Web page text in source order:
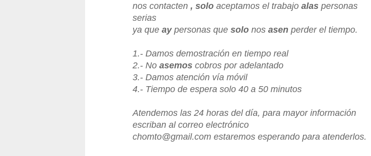
nos contacten , solo aceptamos el trabajo alas personas
serias
ya que ay personas que solo nos asen perder el tiempo.
1.- Damos demostración en tiempo real
2.- No asemos cobros por adelantado
3.- Damos atención vía móvil
4.- Tiempo de espera solo 40 a 50 minutos
Atendemos las 24 horas del día, para mayor información
escriban al correo electrónico
chomto@gmail.com estaremos esperando para atenderlos.